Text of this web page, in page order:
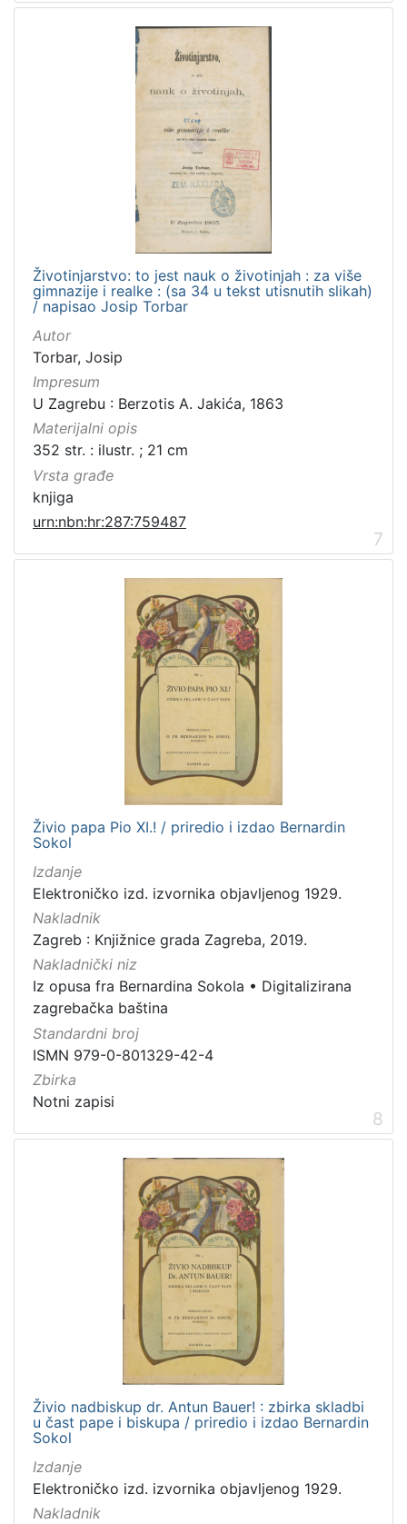
Životinjarstvo: to jest nauk o životinjah : za više
gimnazije i realke : (sa 34 u tekst utisnutih slikah)
/ napisao Josip Torbar
Autor
Torbar, Josip
Impresum
U Zagrebu : Berzotis A. Jakića, 1863
Materijalni opis
352 str. : ilustr. ; 21 cm
Vrsta građe
knjiga
urn:nbn:hr:287:759487
7
Živio papa Pio XI.! / priredio i izdao Bernardin
Sokol
Izdanje
Elektroničko izd. izvornika objavljenog 1929.
Nakladnik
Zagreb : Knjižnice grada Zagreba, 2019.
Nakladnički niz
Iz opusa fra Bernardina Sokola • Digitalizirana
zagrebačka baština
Standardni broj
ISMN 979-0-801329-42-4
Zbirka
Notni zapisi
8
Živio nadbiskup dr. Antun Bauer! : zbirka skladbi
u čast pape i biskupa / priredio i izdao Bernardin
Sokol
Izdanje
Elektroničko izd. izvornika objavljenog 1929.
Nakladnik